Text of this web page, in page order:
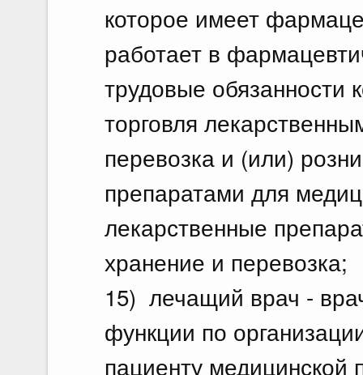
которое имеет
работает в
трудовые обязанности
торговля
перевозка и (или)
препаратами для
лекарственные
хранение и перевозка;
15) лечащий врач -
функции по
пациенту